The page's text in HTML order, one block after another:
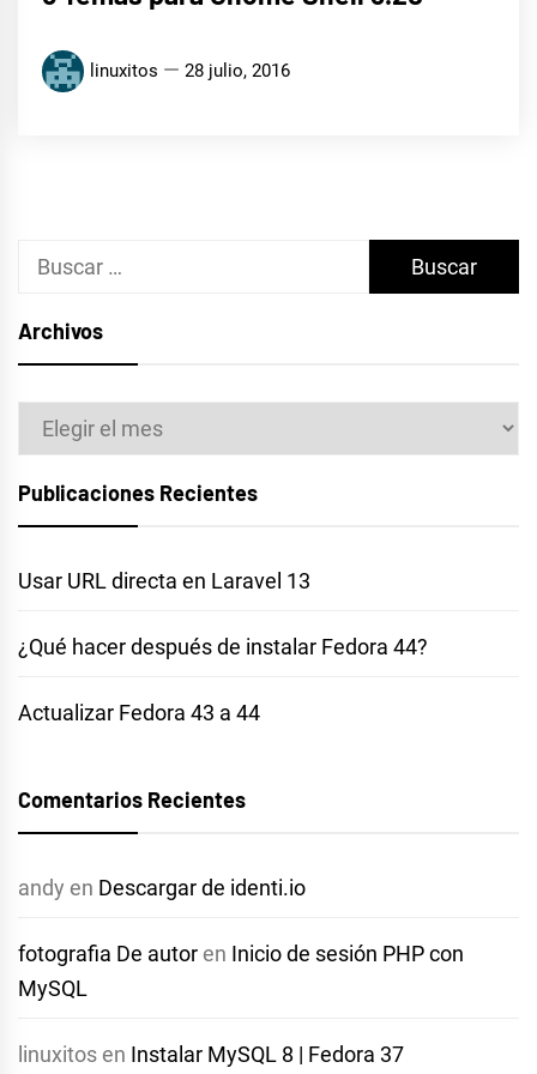
linuxitos 28 julio, 2016
Buscar:
Archivos
Archivos
Publicaciones Recientes
Usar URL directa en Laravel 13
¿Qué hacer después de instalar Fedora 44?
Actualizar Fedora 43 a 44
Comentarios Recientes
andy en Descargar de identi.io
fotografia De autor en Inicio de sesión PHP con
MySQL
linuxitos en Instalar MySQL 8 | Fedora 37